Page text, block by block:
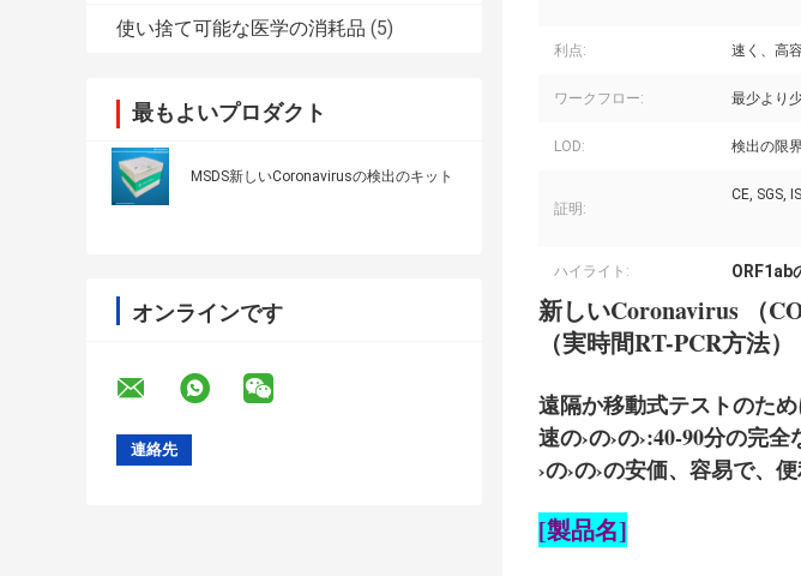
使い捨て可能な医学の消耗品 (5)
最もよいプロダクト
MSDS新しいCoronavirusの検出のキット
オンラインです
利点: 速く、高
ワークフロー: 最少より
LOD: 検出の限
証明:
CE, SGS,
ハイライト: ORF1ab
新しいCoronavirus （
（実時間RT-PCR方法）
遠隔か移動式テストのため
速の›の›の›:40-90分の完
›の›の›の安価、容易で、
[製品名]